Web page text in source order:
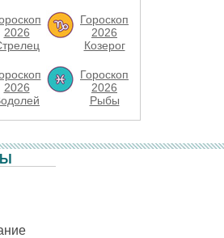
2026
Гороскоп
2026
Козерог
2026
Гороскоп
2026
Рыбы